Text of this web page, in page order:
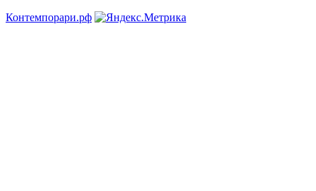
Контемпорари.рф